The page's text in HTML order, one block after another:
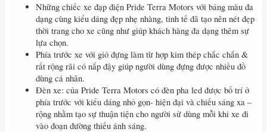
Những chiếc xe đạp điện Pride Terra Motors với bảng màu đa
dạng cùng kiểu dáng đẹp nhẹ nhàng, tinh tế đã tạo nên nét đẹp
thời trang cho xe cũng như giúp khách hàng đa dạng thêm sự
lựa chọn.
Phía trước xe với giỏ đựng làm từ hợp kim thép chắc chắn &
rất rộng rãi có nắp đậy giúp người dùng đựng được nhiều đồ
dùng cá nhân.
Đèn xe: của Pride Terra Motors có đèn pha led được bố trí ở
phía trước với kiểu dáng nhỏ gọn- hiện đại và chiếu sáng xa –
rộng nhằm tạo sự thuận tiện cho người sử dùng mỗi khi xe đi
vào đoạn đường thiếu ánh sáng.